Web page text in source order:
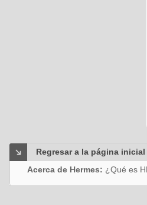
Regresar a la página inicial
Acerca de Hermes: ¿Qué es